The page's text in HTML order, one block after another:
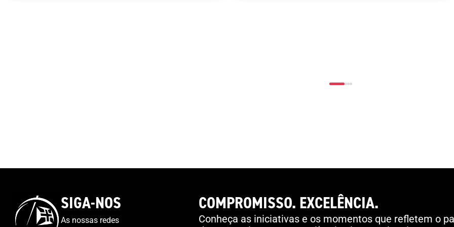
SIGA-NOS
As nossas redes
COMPROMISSO. EXCELÊNCIA.
Conheça as iniciativas e os momentos que refletem o